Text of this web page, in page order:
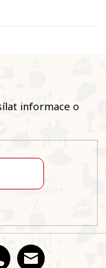
informace o